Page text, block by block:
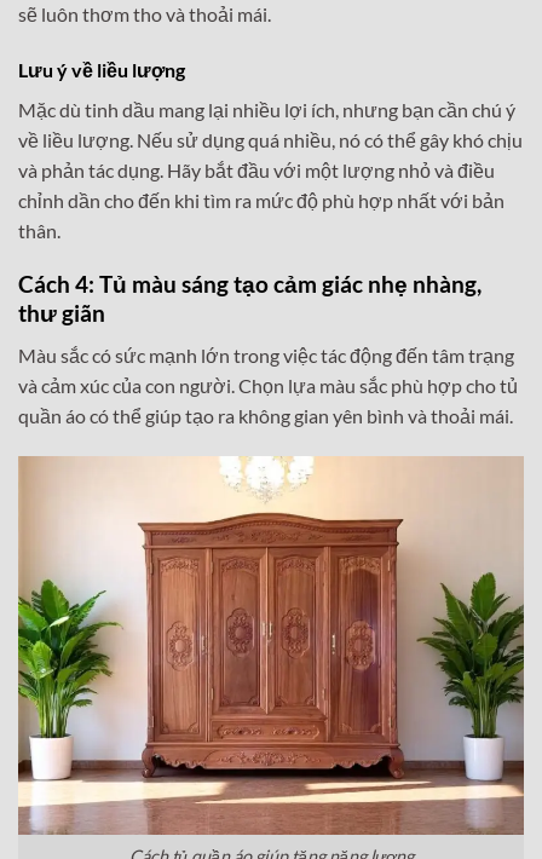
sẽ luôn thơm tho và thoải mái.
Lưu ý về liều lượng
Mặc dù tinh dầu mang lại nhiều lợi ích, nhưng bạn cần chú ý
về liều lượng. Nếu sử dụng quá nhiều, nó có thể gây khó chịu
và phản tác dụng. Hãy bắt đầu với một lượng nhỏ và điều
chỉnh dần cho đến khi tìm ra mức độ phù hợp nhất với bản
thân.
Cách 4: Tủ màu sáng tạo cảm giác nhẹ nhàng,
thư giãn
Màu sắc có sức mạnh lớn trong việc tác động đến tâm trạng
và cảm xúc của con người. Chọn lựa màu sắc phù hợp cho tủ
quần áo có thể giúp tạo ra không gian yên bình và thoải mái.